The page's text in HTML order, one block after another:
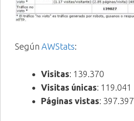
Según AWStats:
Visitas: 139.370
Visitas únicas: 119.041
Páginas vistas: 397.397